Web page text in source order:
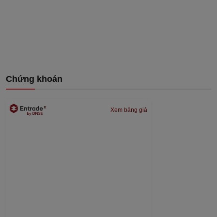
Chứng khoán
Xem bảng giá